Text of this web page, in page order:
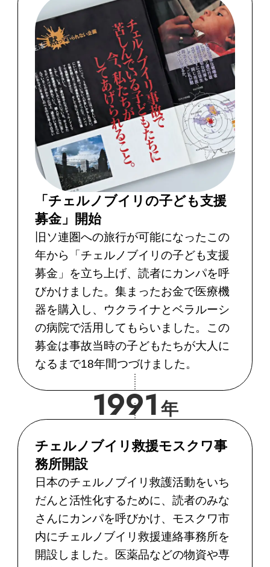
「チェルノブイリの子ども支援
募金」開始
旧ソ連圏への旅行が可能になったこの
年から「チェルノブイリの子ども支援
募金」を立ち上げ、読者にカンパを呼
びかけました。集まったお金で医療機
器を購入し、ウクライナとベラルーシ
の病院で活用してもらいました。この
募金は事故当時の子どもたちが大人に
なるまで18年間つづけました。
1991年
チェルノブイリ救援モスクワ事
務所開設
日本のチェルノブイリ救護活動をいち
だんと活性化するために、読者のみな
さんにカンパを呼びかけ、モスクワ市
内にチェルノブイリ救援連絡事務所を
開設しました。医薬品などの物資や専